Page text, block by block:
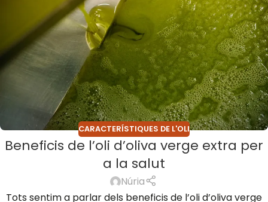
CARACTERÍSTIQUES DE L'OLI
Beneficis de l’oli d’oliva verge extra per
a la salut
Núria
Tots sentim a parlar dels beneficis de l’oli d’oliva verge